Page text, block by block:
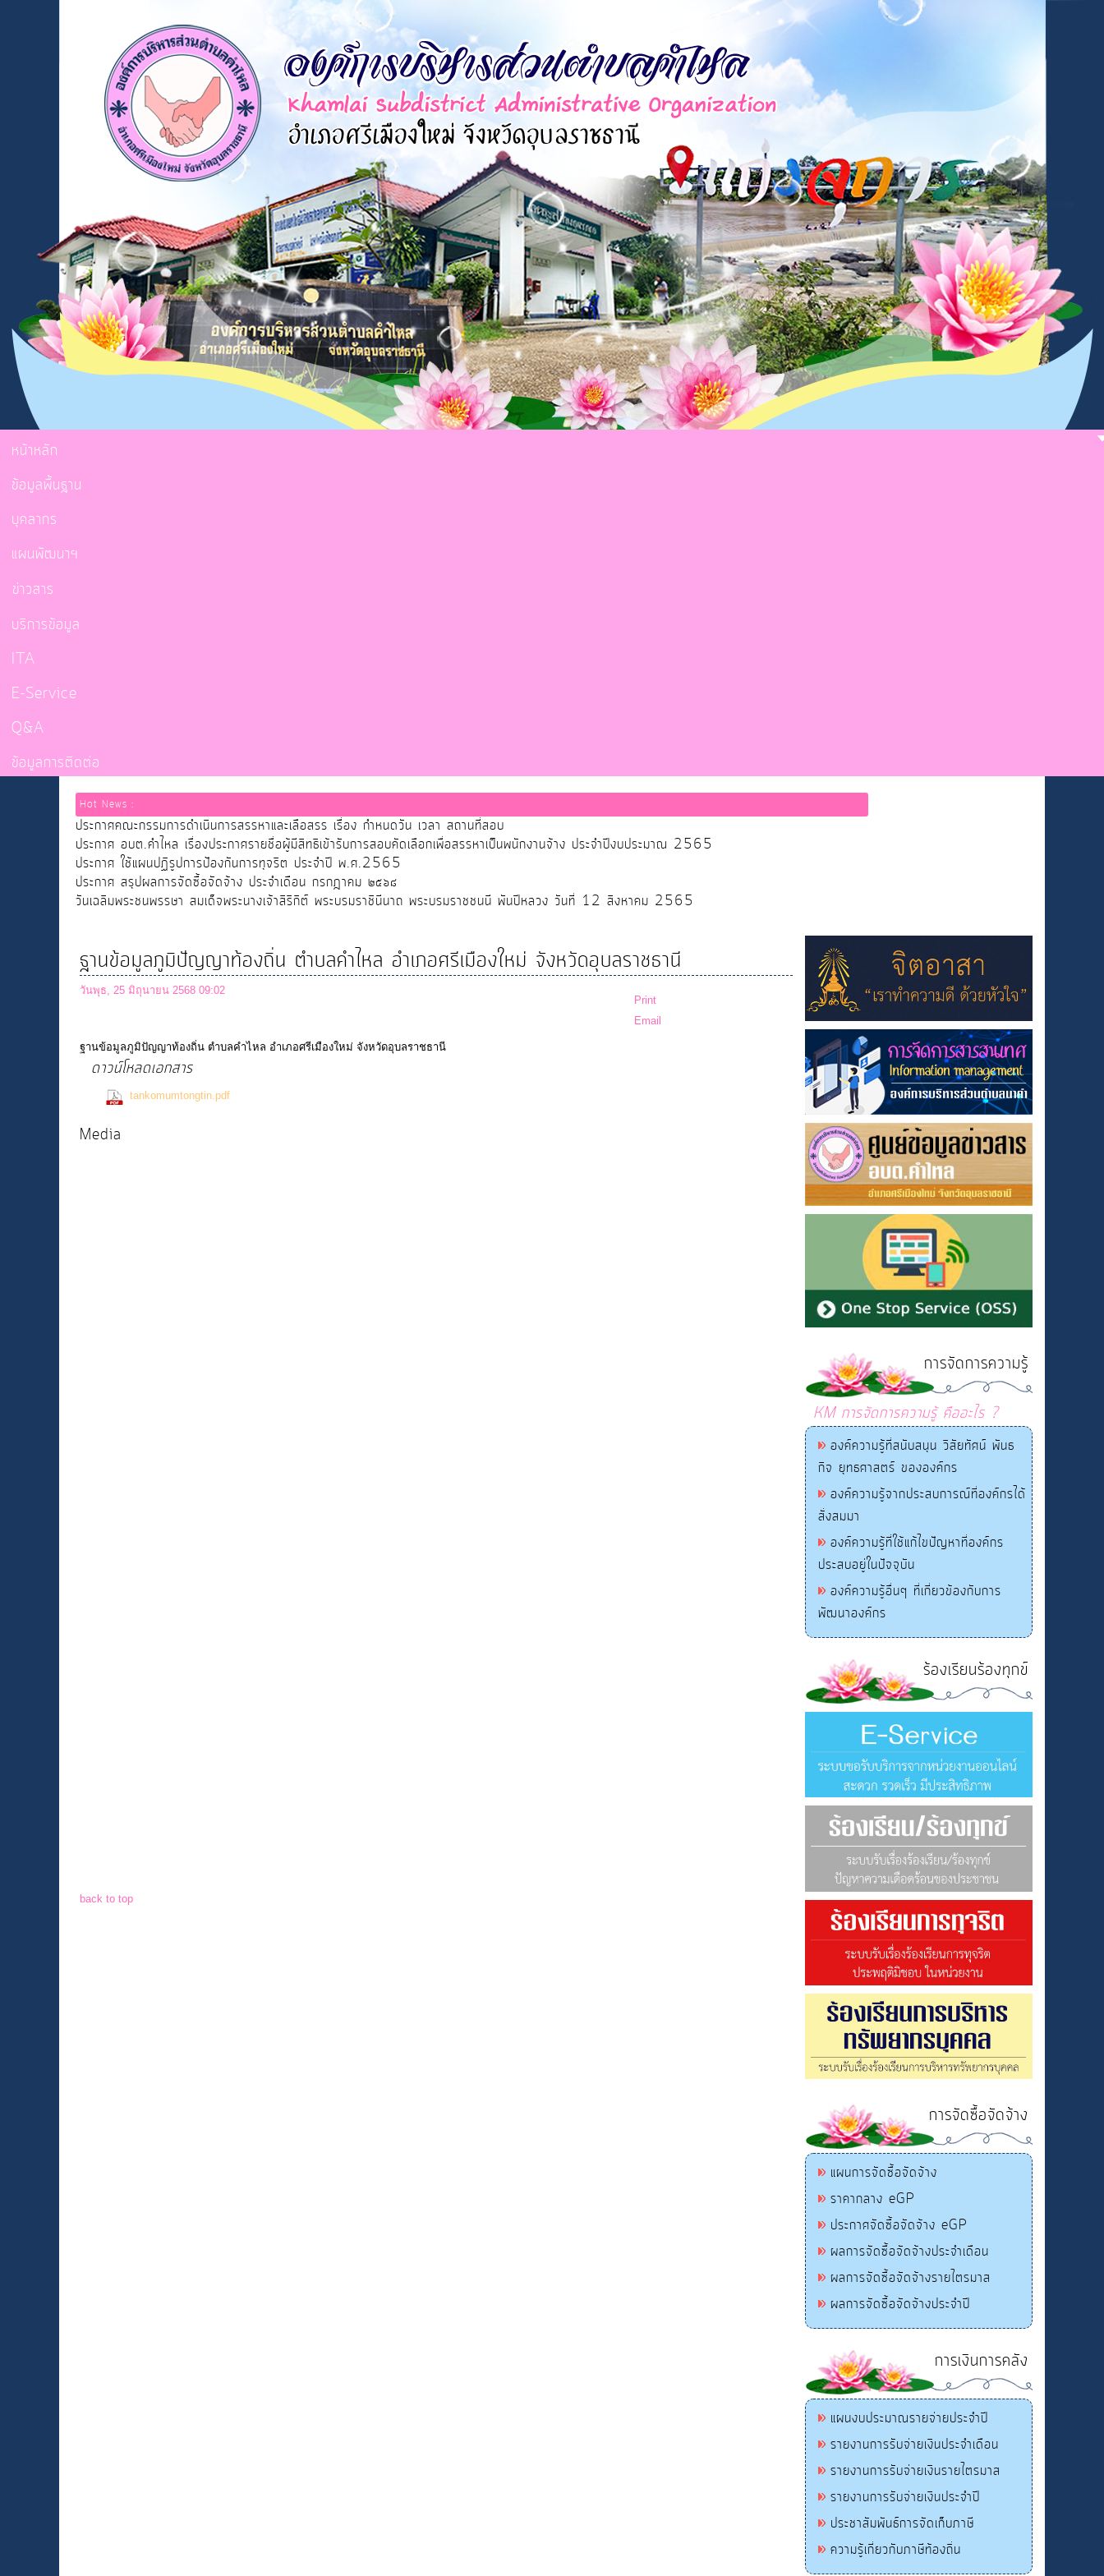
หน้าหลัก
ข้อมูลพื้นฐาน
บุคลากร
แผนพัฒนาฯ
ข่าวสาร
บริการข้อมูล
ITA
E-Service
Q&A
ข้อมูลการติดต่อ
Hot News :
ประกาศคณะกรรมการดำเนินการสรรหาและเลือสรร เรื่อง กำหนดวัน เวลา สถานที่สอบ
ประกาศ อบต.คำไหล เรื่องประกาศรายชื่อผู้มีสิทธิเข้ารับการสอบคัดเลือกเพื่อสรรหาเป็นพนักงานจ้าง ประจำปีงบประมาณ 2565
ประกาศ ใช้แผนปฏิรูปการป้องกันการทุจริต ประจำปี พ.ศ.2565
ประกาศ สรุปผลการจัดซื้อจัดจ้าง ประจำเดือน กรกฎาคม ๒๕๖๘
วันเฉลิมพระชนพรรษา สมเด็จพระนางเจ้าสิริกิต์ พระบรมราชินีนาถ พระบรมราชชนนี พันปีหลวง วันที่ 12 สิงหาคม 2565
ฐานข้อมูลภูมิปัญญาท้องถิ่น ตำบลคำไหล อำเภอศรีเมืองใหม่ จังหวัดอุบลราชธานี
วันพุธ, 25 มิถุนายน 2568 09:02
Print
Email
ฐานข้อมูลภูมิปัญญาท้องถิ่น ตำบลคำไหล อำเภอศรีเมืองใหม่ จังหวัดอุบลราชธานี
ดาวน์โหลดเอกสาร
tankomumtongtin.pdf
Media
back to top
การจัดการความรู้
KM การจัดการความรู้ คืออะไร ?
องค์ความรู้ที่สนับสนุน วิสัยทัศน์ พันธ
กิจ ยุทธศาสตร์ ขององค์กร
องค์ความรู้จากประสบการณ์ที่องค์กรได้
สั่งสมมา
องค์ความรู้ที่ใช้แก้ไขปัญหาที่องค์กร
ประสบอยู่ในปัจจุบัน
องค์ความรู้อื่นๆ ที่เกี่ยวข้องกับการ
พัฒนาองค์กร
ร้องเรียนร้องทุกข์
การจัดซื้อจัดจ้าง
แผนการจัดซื้อจัดจ้าง
ราคากลาง eGP
ประกาศจัดซื้อจัดจ้าง eGP
ผลการจัดซื้อจัดจ้างประจำเดือน
ผลการจัดซื้อจัดจ้างรายไตรมาส
ผลการจัดซื้อจัดจ้างประจำปี
การเงินการคลัง
แผนงบประมาณรายจ่ายประจำปี
รายงานการรับจ่ายเงินประจำเดือน
รายงานการรับจ่ายเงินรายไตรมาส
รายงานการรับจ่ายเงินประจำปี
ประชาสัมพันธ์การจัดเก็บภาษี
ความรู้เกี่ยวกับภาษีท้องถิ่น